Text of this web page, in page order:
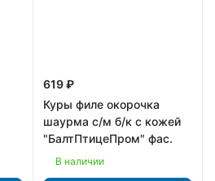
619 ₽
Куры филе окорочка
шаурма с/м б/к с кожей
"БалтПтицеПром" фас.
В наличии